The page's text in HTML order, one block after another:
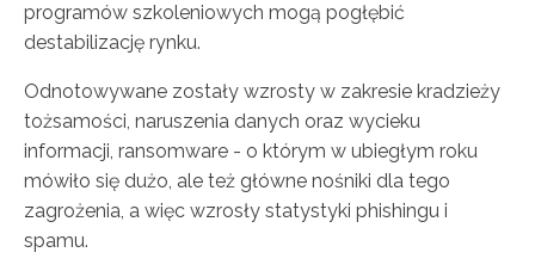
programów szkoleniowych mogą pogłębić
destabilizację rynku.
Odnotowywane zostały wzrosty w zakresie kradzieży
tożsamości, naruszenia danych oraz wycieku
informacji, ransomware - o którym w ubiegłym roku
mówiło się dużo, ale też główne nośniki dla tego
zagrożenia, a więc wzrosły statystyki phishingu i
spamu.